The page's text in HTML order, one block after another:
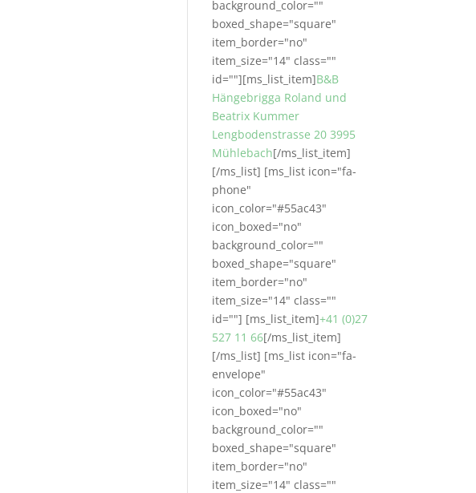
background_color=""
boxed_shape="square"
item_border="no"
item_size="14" class=""
id=""][ms_list_item]B&B
Hängebrigga Roland und
Beatrix Kummer
Lengbodenstrasse 20 3995
Mühlebach[/ms_list_item]
[/ms_list] [ms_list icon="fa-
phone"
icon_color="#55ac43"
icon_boxed="no"
background_color=""
boxed_shape="square"
item_border="no"
item_size="14" class=""
id=""] [ms_list_item]+41 (0)27
527 11 66[/ms_list_item]
[/ms_list] [ms_list icon="fa-
envelope"
icon_color="#55ac43"
icon_boxed="no"
background_color=""
boxed_shape="square"
item_border="no"
item_size="14" class=""